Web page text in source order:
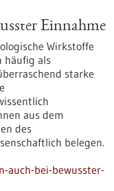
Einnahme
Wirkstoffe
häufig als
starke
aus dem
des
belegen.
auch-bei-bewusster-